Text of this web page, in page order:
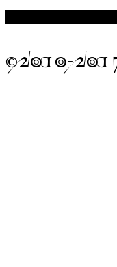
©2010-